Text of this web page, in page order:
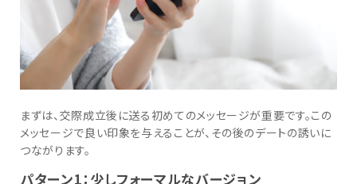
まずは、交際成立後に送る初めてのメッセージが重要です。この
メッセージで良い印象を与えることが、その後のデートの誘いに
つながります。
パターン1：少しフォーマルなバージョン